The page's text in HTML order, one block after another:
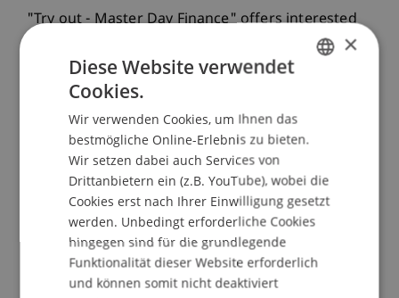
"Try out - Master Day Finance" offers interested
Bachelor students a unique opportunity to get an
insight into the MSc in Finance programme, its
courses, didactics and current projects.
Participants can also meet and talk to the
international student group of the second
semester.
Programme:
Attending two lectures of the second
semester:
1. "Empirical Asset Pricing and Portfolio Theory"
with Ass. Prof. Dr. Lars Kaiser (9.00-10.30am)
×
Diese Website verwendet
Cookies.
Wir verwenden Cookies, um Ihnen das
bestmögliche Online-Erlebnis zu bieten.
Wir setzen dabei auch Services von
Drittanbietern ein (z.B. YouTube), wobei die
Cookies erst nach Ihrer Einwilligung gesetzt
werden. Unbedingt erforderliche Cookies
hingegen sind für die grundlegende
Funktionalität dieser Website erforderlich
und können somit nicht deaktiviert